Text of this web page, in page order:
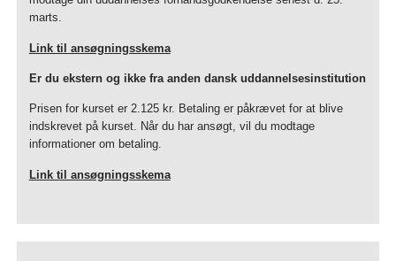
marts.
Link til ansøgningsskema
Er du ekstern og ikke fra anden dansk uddannelsesinstitution
Prisen for kurset er 2.125 kr. Betaling er påkrævet for at blive
indskrevet på kurset. Når du har ansøgt, vil du modtage
informationer om betaling.
Link til ansøgningsskema